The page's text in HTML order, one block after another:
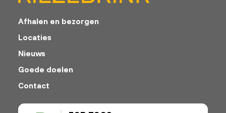
Afhalen en bezorgen
Locaties
Nieuws
Goede doelen
Contact